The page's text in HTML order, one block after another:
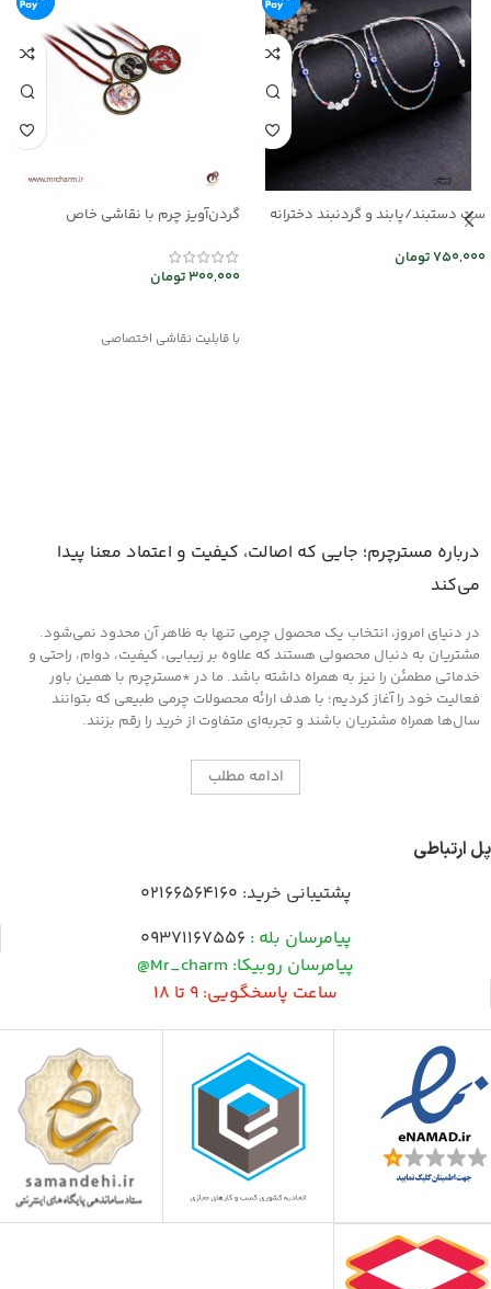
ست دستبند/پابند و گردنبند دخترانه
750,000تومان
گردن‌آویز چرم با نقاشی خاص
300,000تومان
با قابلیت نقاشی اختصاصی
درباره مسترچرم؛ جایی که اصالت، کیفیت و اعتماد معنا پیدا
می‌کند
در دنیای امروز، انتخاب یک محصول چرمی تنها به ظاهر آن محدود نمی‌شود.
مشتریان به دنبال محصولی هستند که علاوه بر زیبایی، کیفیت، دوام، راحتی و
خدماتی مطمئن را نیز به همراه داشته باشد. ما در *مسترچرم با همین باور
فعالیت خود را آغاز کردیم؛ با هدف ارائه محصولات چرمی طبیعی که بتوانند
سال‌ها همراه مشتریان باشند و تجربه‌ای متفاوت از خرید را رقم بزنند.
ادامه مطلب
پل ارتباطی
پشتیبانی خرید: 02166564160
پیامرسان بله : 09371167556
پیامرسان روبیکا: Mr_charm@
ساعت پاسخگویی: 9 تا 18